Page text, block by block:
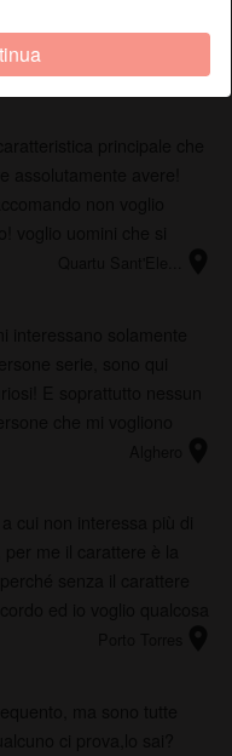
abbracciarmi, baciarmi
che vuoi,ma non
Cagliarilocation_on